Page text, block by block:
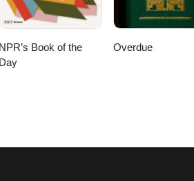
NPR’s Book of the
Day
Overdue